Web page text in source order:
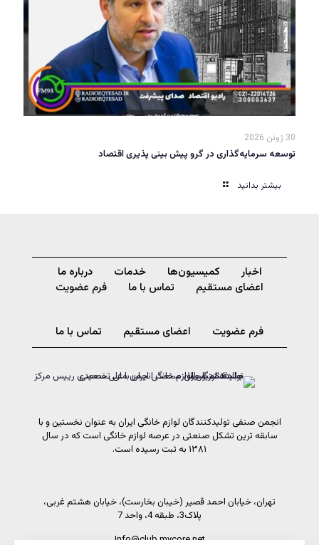
30 ژوئن 2026
توسعه سرمایه‌گذاری در گرو پیش بینی پذیری اقتصاد
بیشتر بدانید
اخبار کمیسیون‌ها خدمات
درباره ما
اعضای مستقیم
تماس با ما فرم عضویت
فرم عضویت اعضای مستقیم تماس با ما
انجمن صنفی تولیدکنندگان لوازم خانگی ایران به عنوان نخستین و با
سابقه ترین تشکل صنعتی در عرصه لوازم خانگی است که در سال
۱۳۸۱ به ثبت رسیده است.
تهران، خیابان احمد قصیر (خیبان بخارست)، خیابان هشتم غربی،
پلاک3، طبقه 4، واحد 7
Info@club.mycore.net